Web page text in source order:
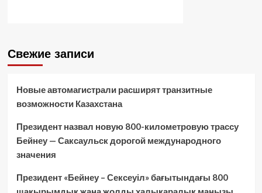
Свежие записи
Новые автомагистрали расширят транзитные
возможности Казахстана
Президент назвал новую 800-километровую трассу
Бейнеу — Саксаульск дорогой международного
значения
Президент «Бейнеу – Сексеуіл» бағытындағы 800